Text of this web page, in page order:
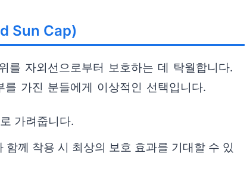
Sun Cap)
를 자외선으로부터 보호하는 데 탁월합니다.
가진 분들에게 이상적인 선택입니다.
가려줍니다.
께 착용 시 최상의 보호 효과를 기대할 수 있